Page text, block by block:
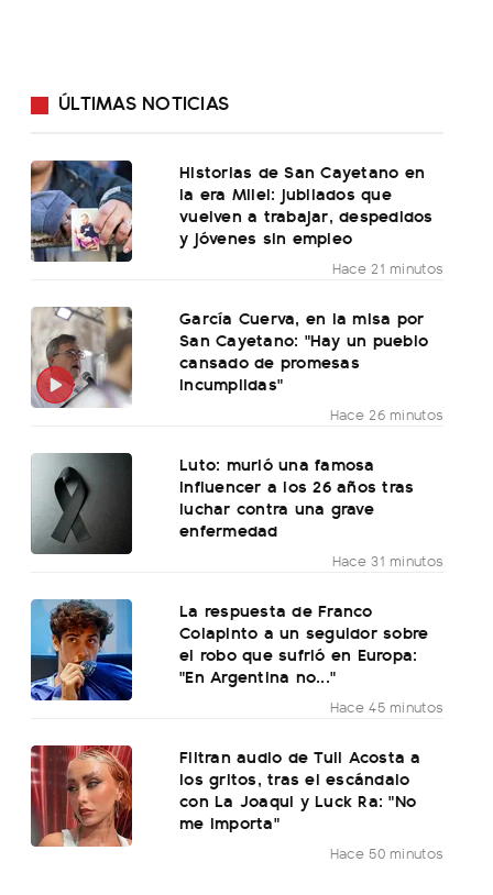
ÚLTIMAS NOTICIAS
Historias de San Cayetano en
la era Milei: jubilados que
vuelven a trabajar, despedidos
y jóvenes sin empleo
Hace 21 minutos
García Cuerva, en la misa por
San Cayetano: "Hay un pueblo
cansado de promesas
incumplidas"
Hace 26 minutos
Luto: murió una famosa
influencer a los 26 años tras
luchar contra una grave
enfermedad
Hace 31 minutos
La respuesta de Franco
Colapinto a un seguidor sobre
el robo que sufrió en Europa:
"En Argentina no..."
Hace 45 minutos
Filtran audio de Tuli Acosta a
los gritos, tras el escándalo
con La Joaqui y Luck Ra: "No
me importa"
Hace 50 minutos